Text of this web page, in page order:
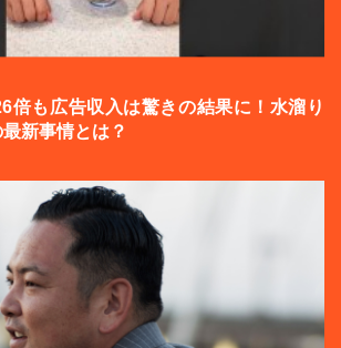
倍も広告収入は驚きの結果に！水溜り
新事情とは？